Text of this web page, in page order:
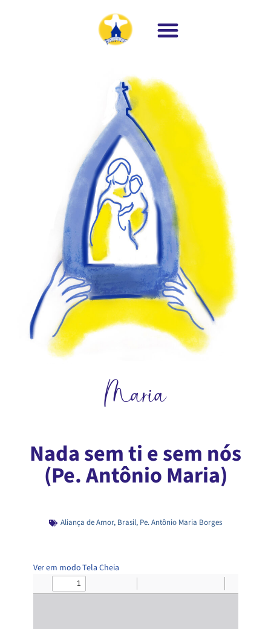
Maria
Nada sem ti e sem nós
(Pe. Antônio Maria)
Aliança de Amor, Brasil, Pe. Antônio Maria Borges
Ver em modo Tela Cheia